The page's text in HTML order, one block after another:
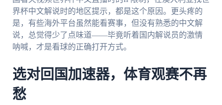
界杯中文解说时的地区提示，都是这个原因。更头疼的
是，有些海外平台虽然能看赛事，但没有熟悉的中文解
说，总觉得少了点味道——毕竟听着国内解说员的激情
呐喊，才是看球的正确打开方式。
选对回国加速器，体育观赛不再
愁